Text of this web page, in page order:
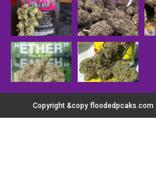
Copyright &copy floodedpcaks.com